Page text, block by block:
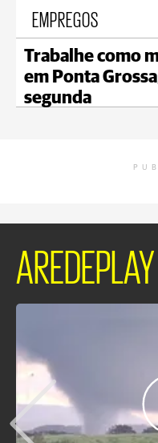
EMPREGOS
Trabalhe como
em Ponta
segunda
AREDEPLAY